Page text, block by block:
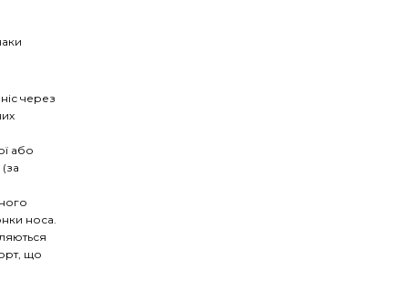
через
або
носа.
що